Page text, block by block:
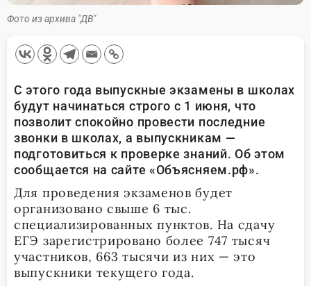
Фото из архива "ДВ"
С этого года выпускные экзамены в школах
будут начинаться строго с 1 июня, что
позволит спокойно провести последние
звонки в школах, а выпускникам —
подготовиться к проверке знаний. Об этом
сообщается на сайте «Объясняем.рф».
Для проведения экзаменов будет
организовано свыше 6 тыс.
специализированных пунктов. На сдачу
ЕГЭ зарегистрировано более 747 тысяч
участников, 663 тысячи из них — это
выпускники текущего года.